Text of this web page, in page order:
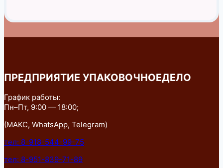
ПРЕДПРИЯТИЕ УПАКОВОЧНОЕДЕЛО
График работы:
Пн–Пт, 9:00 — 18:00;
(МАКС, WhatsApp, Telegram)
тел: 8-918-544-99-75
тел: 8-951-839-71-89